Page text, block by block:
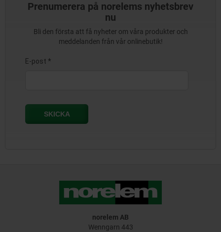
Prenumerera på norelems nyhetsbrev
nu
Bli den första att få nyheter om våra produkter och
meddelanden från vår onlinebutik!
norelem AB
Wenngarn 443